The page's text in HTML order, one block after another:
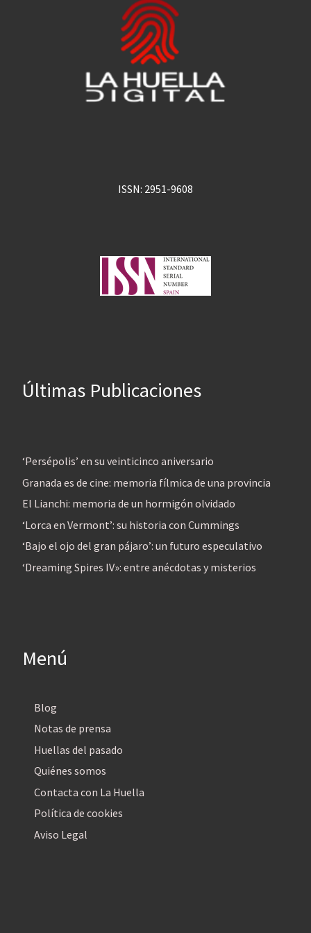
ISSN: 2951-9608
Últimas Publicaciones
‘Persépolis’ en su veinticinco aniversario
Granada es de cine: memoria fílmica de una provincia
El Lianchi: memoria de un hormigón olvidado
‘Lorca en Vermont’: su historia con Cummings
‘Bajo el ojo del gran pájaro’: un futuro especulativo
‘Dreaming Spires IV»: entre anécdotas y misterios
Menú
Blog
Notas de prensa
Huellas del pasado
Quiénes somos
Contacta con La Huella
Política de cookies
Aviso Legal